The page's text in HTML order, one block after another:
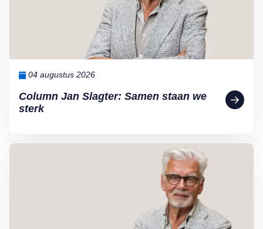
Column Jan Slagter: Samen staan we
sterk
04 augustus 2026
Lees meer over Column Jan Slagter: Vakantie